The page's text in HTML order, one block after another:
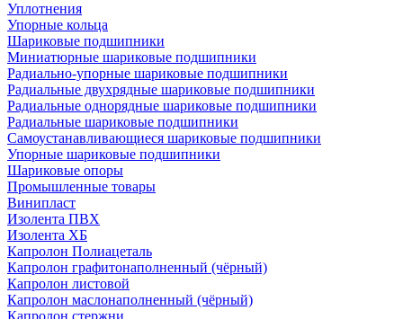
Уплотнения
Упорные кольца
Шариковые подшипники
Миниатюрные шариковые подшипники
Радиально-упорные шариковые подшипники
Радиальные двухрядные шариковые подшипники
Радиальные однорядные шариковые подшипники
Радиальные шариковые подшипники
Самоустанавливающиеся шариковые подшипники
Упорные шариковые подшипники
Шариковые опоры
Промышленные товары
Винипласт
Изолента ПВХ
Изолента ХБ
Капролон Полиацеталь
Капролон графитонаполненный (чёрный)
Капролон листовой
Капролон маслонаполненный (чёрный)
Капролон стержни